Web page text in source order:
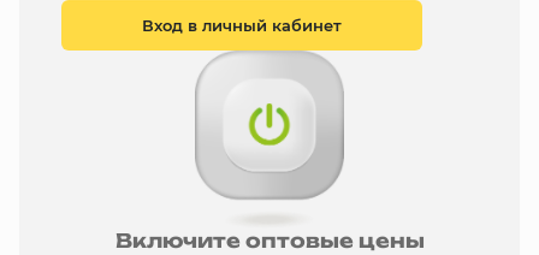
Вход в личный кабинет
Включите оптовые цены